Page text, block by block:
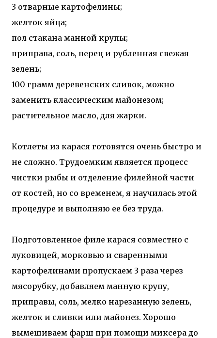
3 отварные картофелины;
желток яйца;
пол стакана манной крупы;
приправа, соль, перец и рубленная свежая
зелень;
100 грамм деревенских сливок, можно
заменить классическим майонезом;
растительное масло, для жарки.
Котлеты из карася готовятся очень быстро и
не сложно. Трудоемким является процесс
чистки рыбы и отделение филейной части
от костей, но со временем, я научилась этой
процедуре и выполняю ее без труда.
Подготовленное филе карася совместно с
луковицей, морковью и сваренными
картофелинами пропускаем 3 раза через
мясорубку, добавляем манную крупу,
приправы, соль, мелко нарезанную зелень,
желток и сливки или майонез. Хорошо
вымешиваем фарш при помощи миксера до